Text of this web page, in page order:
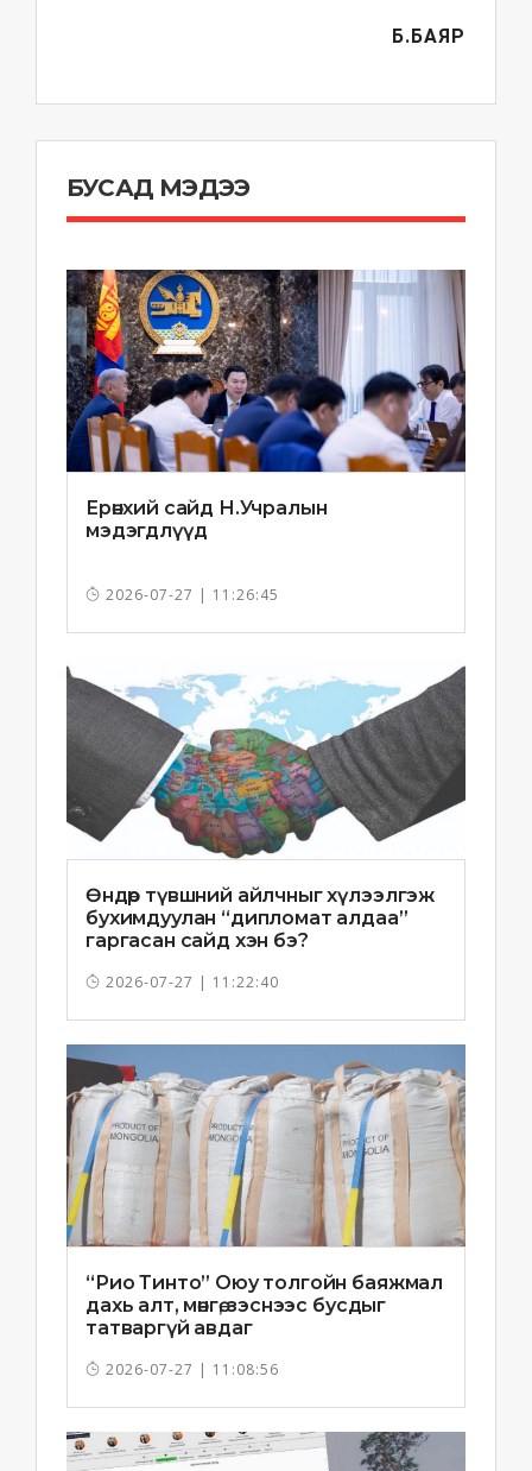
Б.БАЯР
БУСАД МЭДЭЭ
Ерөнхий сайд Н.Учралын
мэдэгдлүүд
2026-07-27 | 11:26:45
Өндөр түвшний айлчныг хүлээлгэж
бухимдуулан “дипломат алдаа”
гаргасан сайд хэн бэ?
2026-07-27 | 11:22:40
“Рио Тинто” Оюу толгойн баяжмал
дахь алт, мөнгө, зэснээс бусдыг
татваргүй авдаг
2026-07-27 | 11:08:56